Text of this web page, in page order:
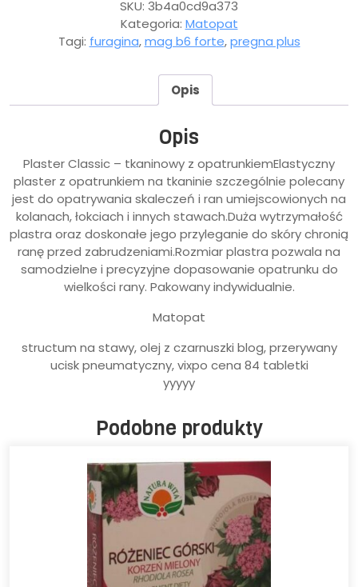
SKU: 3b4a0cd9a373
Kategoria: Matopat
Tagi: furagina,mag b6 forte,pregna plus
Opis
Opis
Plaster Classic – tkaninowy z opatrunkiemElastyczny
plaster z opatrunkiem na tkaninie szczególnie polecany
jest do opatrywania skaleczeń i ran umiejscowionych na
kolanach, łokciach i innych stawach.Duża wytrzymałość
plastra oraz doskonałe jego przyleganie do skóry chronią
ranę przed zabrudzeniami.Rozmiar plastra pozwala na
samodzielne i precyzyjne dopasowanie opatrunku do
wielkości rany. Pakowany indywidualnie.
Matopat
structum na stawy, olej z czarnuszki blog, przerywany
ucisk pneumatyczny, vixpo cena 84 tabletki
yyyyy
Podobne produkty